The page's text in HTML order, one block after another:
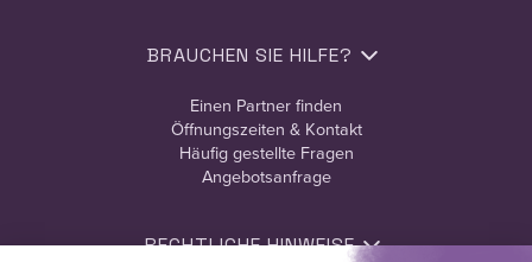
BRAUCHEN SIE HILFE?
Einen Partner finden
Öffnungszeiten & Kontakt
Häufig gestellte Fragen
Angebotsanfrage
RECHTLICHE HINWEISE